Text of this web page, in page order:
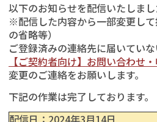
以下のお知らせを配信いたしまし
※配信した内容から一部変更し
の省略等）
ご登録済みの連絡先に届いてい
【ご契約者向け】お問い合わせ
変更のご連絡をお願いします。
下記の作業は完了しております。
配信日： 2024年3月14日